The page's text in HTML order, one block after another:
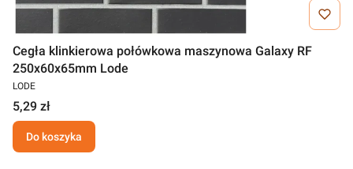
Cegła klinkierowa połówkowa maszynowa Galaxy RF
250x60x65mm Lode
LODE
5,29 zł
Do koszyka